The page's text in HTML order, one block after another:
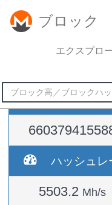
ブロック
エクスプロ
難易度
ハッシュレ
5503.2 Mh/s